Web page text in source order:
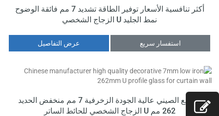
أكثر تنافسية الأسعار توفير الطاقة تشديد 7 مم فائقة الوضوح
نمط الجليد U الزجاج الشخصي
استفسار سريع عرض التفاصيل
الصانع الصيني عالية الجودة الزخرفية 7 مم منخفض الحديد
262 مم U الزجاج الشخصي للحائط الساتر